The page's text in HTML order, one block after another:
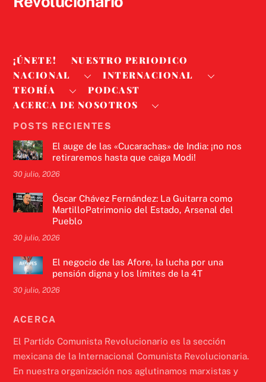
¡ÚNETE!
NUESTRO PERIODICO
NACIONAL
INTERNACIONAL
TEORÍA
PODCAST
ACERCA DE NOSOTROS
POSTS RECIENTES
El auge de las «Cucarachas» de India: ¡no nos
retiraremos hasta que caiga Modi!
30 julio, 2026
Óscar Chávez Fernández: La Guitarra como
MartilloPatrimonio del Estado, Arsenal del
Pueblo
30 julio, 2026
El negocio de las Afore, la lucha por una
pensión digna y los límites de la 4T
30 julio, 2026
ACERCA
El Partido Comunista Revolucionario es la sección
mexicana de la Internacional Comunista Revolucionaria.
En nuestra organización nos aglutinamos marxistas y